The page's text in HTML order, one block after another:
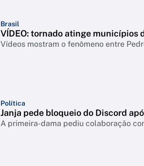
Brasil
VÍDEO: tornado atinge municípios
Vídeos mostram o fenômeno entre
Política
Janja pede bloqueio do Discord
A primeira-dama pediu colaboração